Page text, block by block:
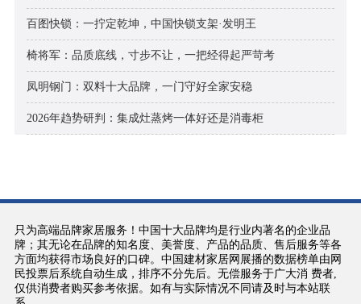
百图快锁：一拧定乾坤，中国快锁支架·发明王
椅将军：品质底线，寸步不让，一把经得起严苛考
凤明钢门：双料十大品牌，一门守好全家安稳
2026年趋势研判：集成灶蒸烤一体好还是消毒柜
只为高端品牌家居服务！中国十大品牌均是行业内著名的企业品
牌；其无论在品牌的知名度、美誉度、产品的品质、售后服务等各
方面均获得市场良好的口碑。中国建材家居网展播的数据榜单由网
民投票后系统自动生成，排序不分先后。无偿服务于广大消 费者,
仅供消费者购买参考依据。如有与实际情况不同请及时与本站联